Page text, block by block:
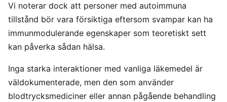
Vi noterar dock att personer med autoimmuna
tillstånd bör vara försiktiga eftersom svampar kan ha
immunmodulerande egenskaper som teoretiskt sett
kan påverka sådan hälsa.
Inga starka interaktioner med vanliga läkemedel är
väldokumenterade, men den som använder
blodtrycksmediciner eller annan pågående behandling